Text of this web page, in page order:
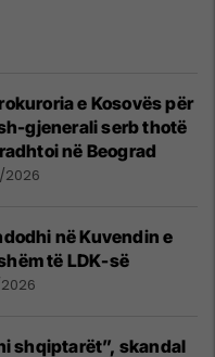
e Kosovës për
gjenerali serb thotë
në Beograd
në Kuvendin e
të LDK-së
shqiptarët”, skandal